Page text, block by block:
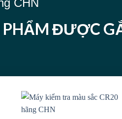
CHN
PHẨM ĐƯỢC